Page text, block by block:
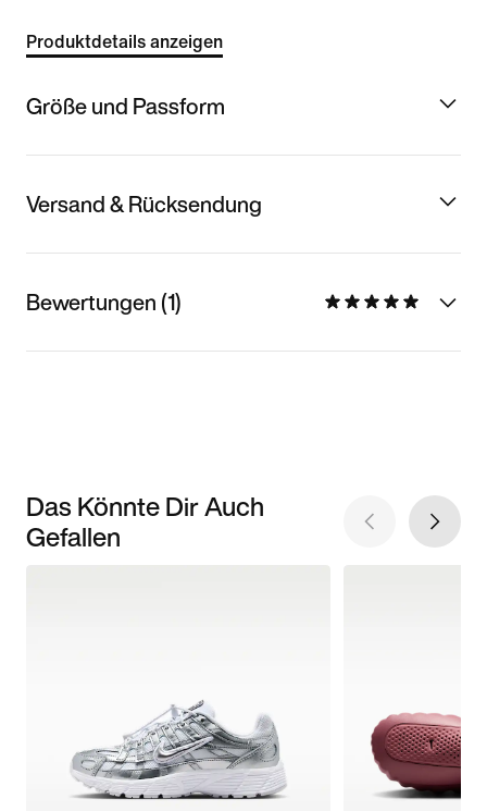
Produktdetails anzeigen
Größe und Passform
Versand & Rücksendung
Bewertungen (1)
Das Könnte Dir Auch
Gefallen